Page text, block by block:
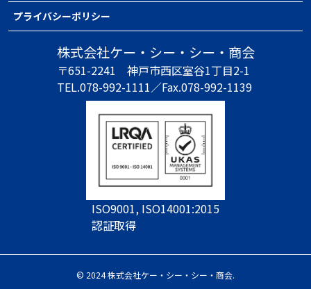
プライバシーポリシー
株式会社ケー・シー・シー・商会
〒651-2241 神戸市西区室谷1丁目2-1
TEL.078-992-1111／Fax.078-992-1139
ISO9001, ISO14001:2015
認証取得
© 2024 株式会社ケー・シー・シー・商会.